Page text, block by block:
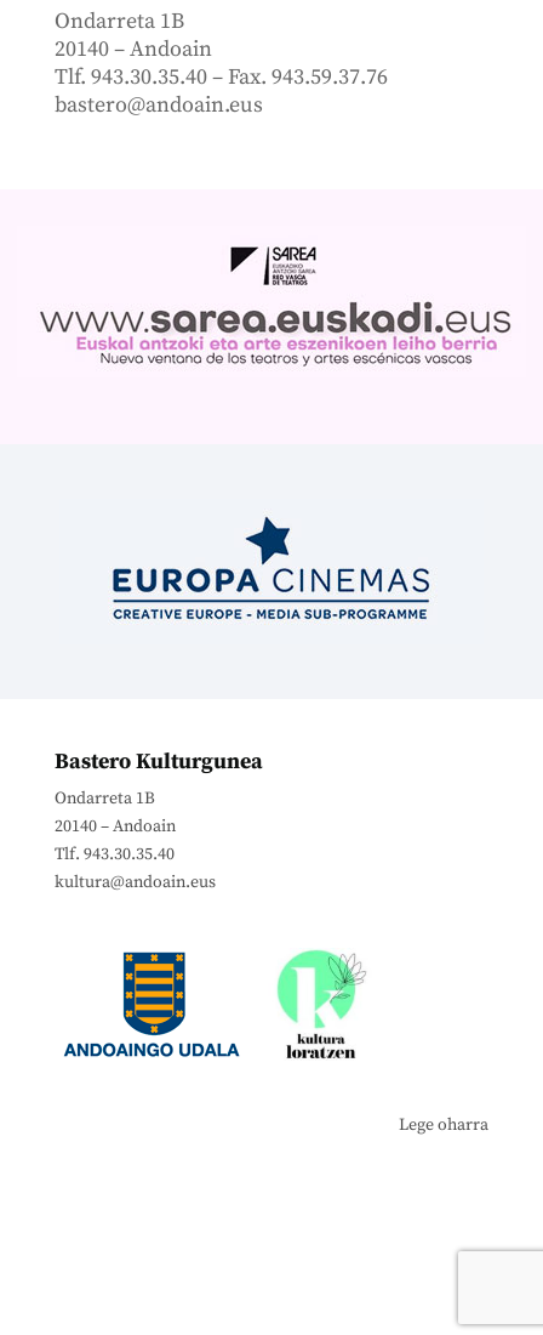
Ondarreta 1B
20140 – Andoain
Tlf. 943.30.35.40 – Fax. 943.59.37.76
bastero@andoain.eus
Bastero Kulturgunea
Ondarreta 1B
20140 – Andoain
Tlf. 943.30.35.40
kultura@andoain.eus
Lege oharra